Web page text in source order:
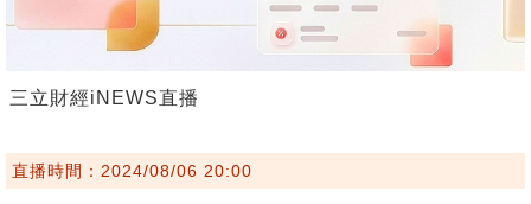
三立財經iNEWS直播
直播時間：2024/08/06 20:00